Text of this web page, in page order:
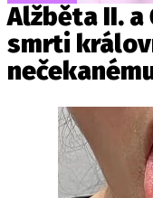
Alžběta II. a
smrti